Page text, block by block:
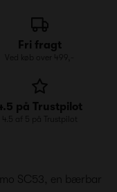
Fri fragt
Ved køb over 499,-
på Trustpilot
4.5 af 5 på Trustpilot
SC53, en bærbar